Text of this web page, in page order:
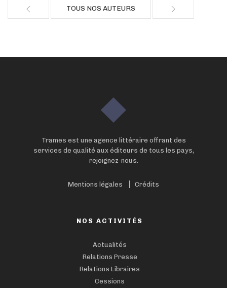
TOUS NOS AUTEURS
Trames est une agence littéraire offrant des
services de qualité aux éditeurs de tous les pays,
rejoignez-nous.
Mentions légales Crédits
NOS ACTIVITÉS
Actualités
Relations Presse
Relations Libraires
Cessions